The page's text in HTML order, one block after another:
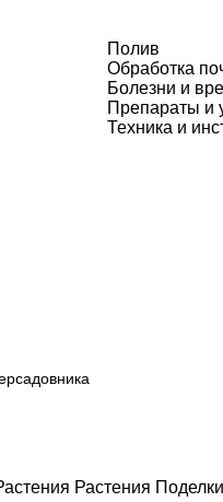
Полив
Обработка
Болезни и
Препараты и
Техника и
Растения